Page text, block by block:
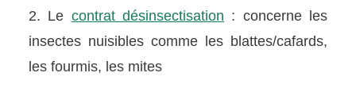
Le contrat désinsectisation : concerne les
insectes nuisibles comme les blattes/cafards,
les fourmis, les mites